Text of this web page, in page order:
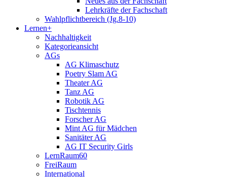
Lehrkräfte der Fachschaft
Wahlpflichtbereich (Jg.8-10)
Lernen+
Nachhaltigkeit
Kategorieansicht
AGs
AG Klimaschutz
Poetry Slam AG
Theater AG
Tanz AG
Robotik AG
Tischtennis
Forscher AG
Mint AG für Mädchen
Sanitäter AG
AG IT Security Girls
LernRaum60
FreiRaum
International